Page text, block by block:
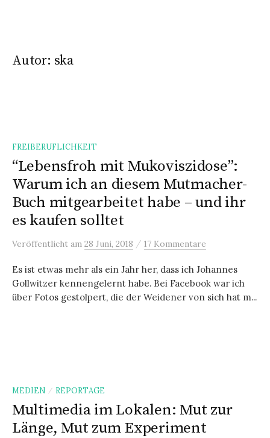
n
Autor: ska
FREIBERUFLICHKEIT
“Lebensfroh mit Mukoviszidose”:
Warum ich an diesem Mutmacher-
Buch mitgearbeitet habe – und ihr
es kaufen solltet
Veröffentlicht am 28 Juni, 2018 / 17 Kommentare
Es ist etwas mehr als ein Jahr her, dass ich Johannes
Gollwitzer kennengelernt habe. Bei Facebook war ich
über Fotos gestolpert, die der Weidener von sich hat m...
MEDIEN / REPORTAGE
Multimedia im Lokalen: Mut zur
Länge, Mut zum Experiment